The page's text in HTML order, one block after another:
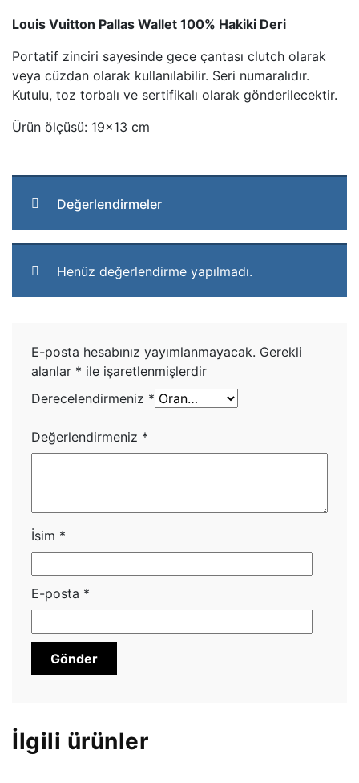
Louis Vuitton Pallas Wallet 100% Hakiki Deri
Portatif zinciri sayesinde gece çantası clutch olarak
veya cüzdan olarak kullanılabilir. Seri numaralıdır.
Kutulu, toz torbalı ve sertifikalı olarak gönderilecektir.
Ürün ölçüsü: 19×13 cm
Değerlendirmeler
Henüz değerlendirme yapılmadı.
E-posta hesabınız yayımlanmayacak. Gerekli
alanlar * ile işaretlenmişlerdir
Derecelendirmeniz *
Değerlendirmeniz *
İsim *
E-posta *
İlgili ürünler